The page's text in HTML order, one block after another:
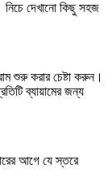
দেখানো কিছু সহজ
শুরু করার চেষ্টা করুন।
ব্যায়ামের জন্য
আগে যে স্তরে